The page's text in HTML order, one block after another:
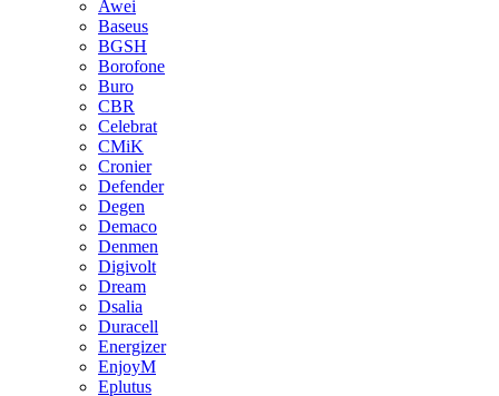
Awei
Baseus
BGSH
Borofone
Buro
CBR
Celebrat
CMiK
Cronier
Defender
Degen
Demaco
Denmen
Digivolt
Dream
Dsalia
Duracell
Energizer
EnjoyM
Eplutus